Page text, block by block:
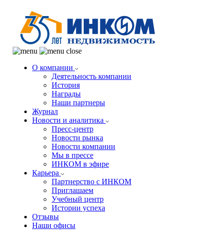
О компании
Деятельность компании
История
Награды
Наши партнеры
Журнал
Новости и аналитика
Пресс-центр
Новости рынка
Новости компании
Мы в прессе
ИНКОМ в эфире
Карьера
Партнерство с ИНКОМ
Приглашаем
Учебный центр
Истории успеха
Отзывы
Наши офисы